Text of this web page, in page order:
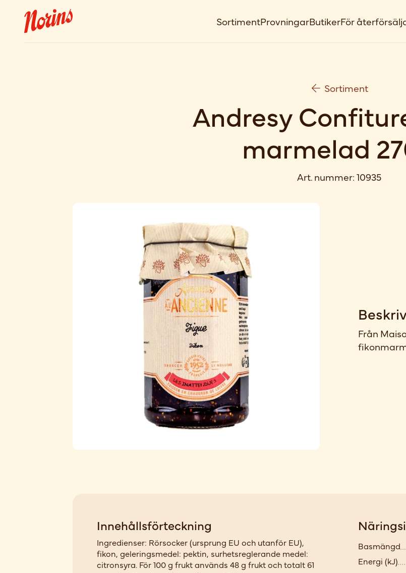
SortimentProvningarButikerFör
Sortiment
Andresy
marmelad
Art. nummer:10935
Från
Innehållsförteckning
Ingredienser: Rörsocker (ursprung EU och utanför EU),
fikon, geleringsmedel: pektin, surhetsreglerande medel:
citronsyra. För 100 g frukt används 48 g frukt och totalt 61
Basmängd
Energi (kJ)